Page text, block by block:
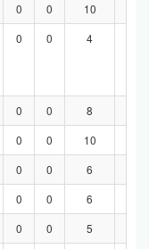
0 0 10
0 0 4
0 0 8
0 0 10
0 0 6
0 0 6
0 0 5